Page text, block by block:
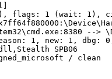
1 (wait: 1), cid:
-->
1, new: 1, dbg:
SPB06
/ clean